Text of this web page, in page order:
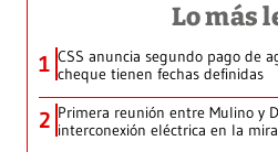
Lo más
1 CSS anuncia segundo pago de
cheque tienen fechas definidas
2 Primera reunión entre Mulino y
interconexión eléctrica en la mira